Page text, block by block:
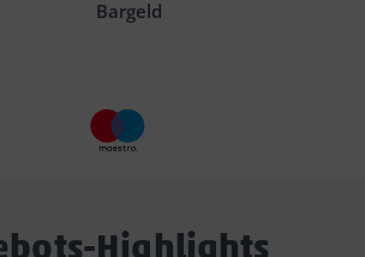
Bargeld
Highlights